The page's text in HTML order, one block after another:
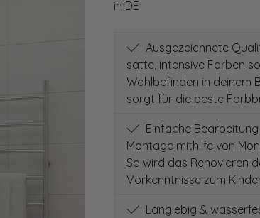
in DE
Ausgezeichnete
satte, intensive Farben
Wohlbefinden in deinem
sorgt für die beste
Einfache
Montage mithilfe von
So wird das Renovieren
Vorkenntnisse zum
Langlebig &